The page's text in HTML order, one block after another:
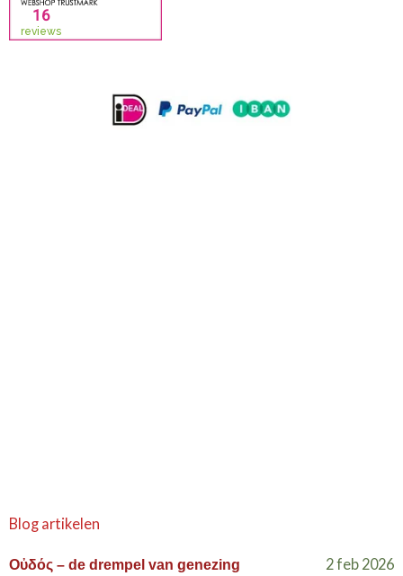
Blog artikelen
Οὐδός – de drempel van genezing 2 feb 2026